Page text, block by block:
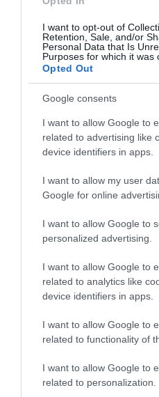
I want to opt-out of
Retention, Sale, and/or
Personal Data that Is
Purposes for which it was
Opted Out
Google consents
I want to allow Google to
related to advertising like
device identifiers in apps.
I want to allow my user
Google for online
I want to allow Google to
personalized advertising.
I want to allow Google to
related to analytics like
device identifiers in apps.
I want to allow Google to
related to functionality of
I want to allow Google to
related to personalization.
Senso del sacro, fiuto
Spagna
14